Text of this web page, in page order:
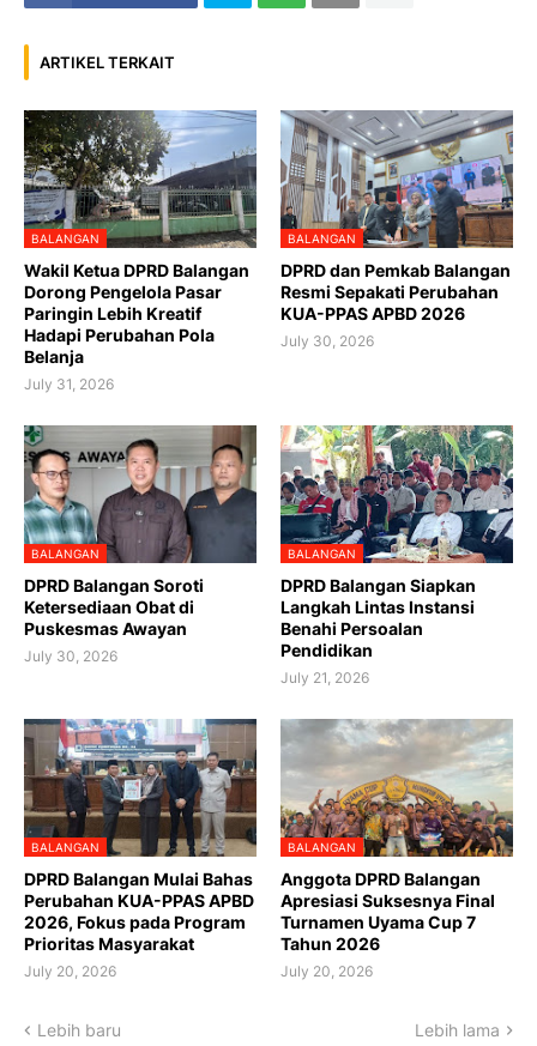
ARTIKEL TERKAIT
BALANGAN
Wakil Ketua DPRD Balangan
Dorong Pengelola Pasar
Paringin Lebih Kreatif
Hadapi Perubahan Pola
Belanja
July 31, 2026
BALANGAN
DPRD dan Pemkab Balangan
Resmi Sepakati Perubahan
KUA-PPAS APBD 2026
July 30, 2026
BALANGAN
DPRD Balangan Soroti
Ketersediaan Obat di
Puskesmas Awayan
July 30, 2026
BALANGAN
DPRD Balangan Siapkan
Langkah Lintas Instansi
Benahi Persoalan
Pendidikan
July 21, 2026
BALANGAN
DPRD Balangan Mulai Bahas
Perubahan KUA-PPAS APBD
2026, Fokus pada Program
Prioritas Masyarakat
July 20, 2026
BALANGAN
Anggota DPRD Balangan
Apresiasi Suksesnya Final
Turnamen Uyama Cup 7
Tahun 2026
July 20, 2026
Lebih baru Lebih lama